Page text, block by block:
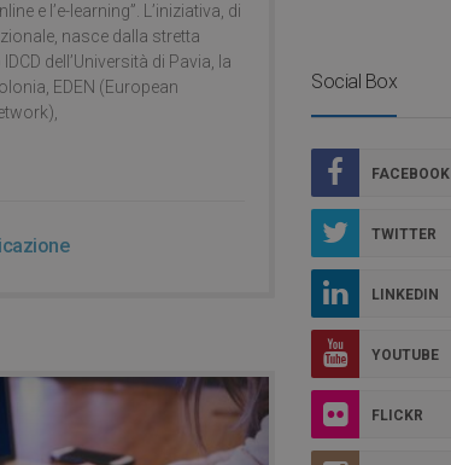
e l’e-learning”. L’iniziativa, di
nasce dalla stretta
dell’Università di Pavia, la
EDEN (European
Social Box
FACEBOOK
TWITTER
LINKEDIN
YOUTUBE
FLICKR